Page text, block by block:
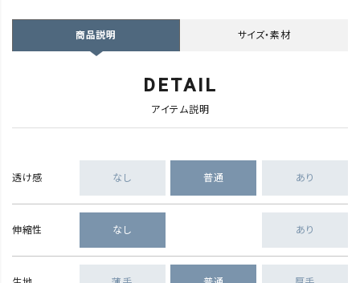
商品説明 サイズ・素材
DETAIL
アイテム説明
透け感 なし 普通 あり
伸縮性 なし あり